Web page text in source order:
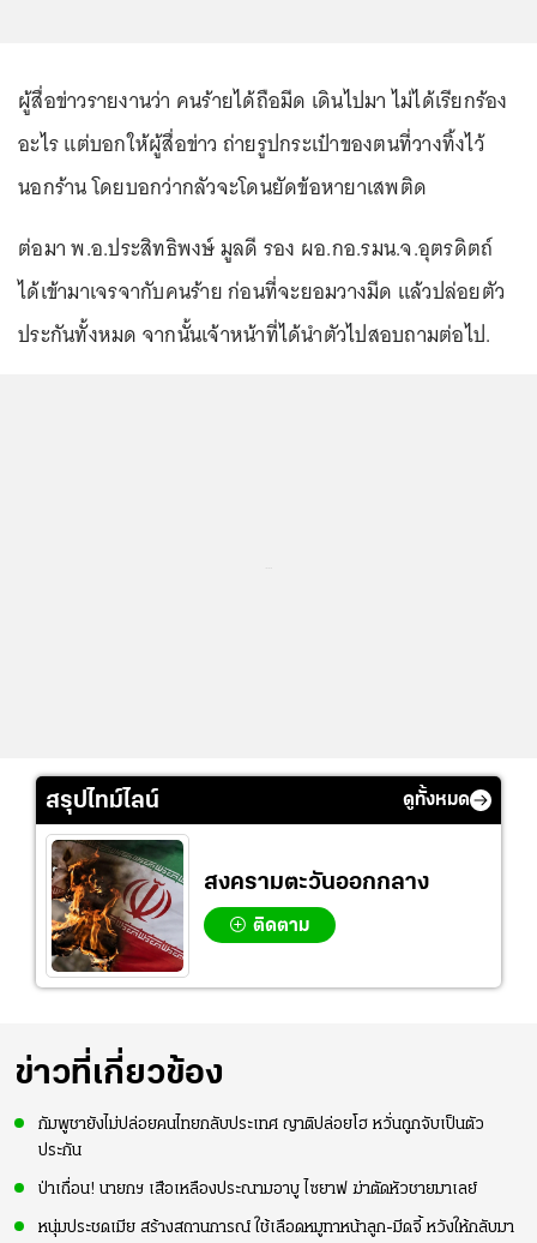
ผู้สื่อข่าวรายงานว่า คนร้ายได้ถือมีด เดินไปมา ไม่ได้เรียกร้อง
อะไร แต่บอกให้ผู้สื่อข่าว ถ่ายรูปกระเป๋าของตนที่วางทิ้งไว้
นอกร้าน โดยบอกว่ากลัวจะโดนยัดข้อหายาเสพติด
ต่อมา พ.อ.ประสิทธิพงษ์ มูลดี รอง ผอ.กอ.รมน.จ.อุตรดิตถ์
ได้เข้ามาเจรจากับคนร้าย ก่อนที่จะยอมวางมีด แล้วปล่อยตัว
ประกันทั้งหมด จากนั้นเจ้าหน้าที่ได้นำตัวไปสอบถามต่อไป.
สรุปไทม์ไลน์ ดูทั้งหมด
สงครามตะวันออกกลาง
ติดตาม
ข่าวที่เกี่ยวข้อง
กัมพูชายังไม่ปล่อยคนไทยกลับประเทศ ญาติปล่อยโฮ หวั่นถูกจับเป็นตัว
ประกัน
ป่าเถื่อน! นายกฯ เสือเหลืองประณามอาบู ไซยาฟ ฆ่าตัดหัวชายมาเลย์
หนุ่มประชดเมีย สร้างสถานการณ์ ใช้เลือดหมูทาหน้าลูก-มีดจี้ หวังให้กลับมา